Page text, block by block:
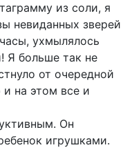
из соли, я
невиданных зверей
ухмылялось
больше так не
от очередной
на этом все и
Он
игрушками.